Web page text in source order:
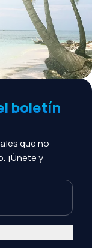
boletín
que no
¡Únete y